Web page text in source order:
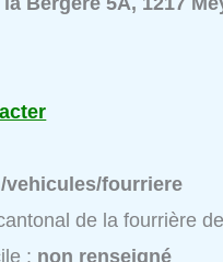
vehicules/fourriere
de la fourrière
: non renseigné